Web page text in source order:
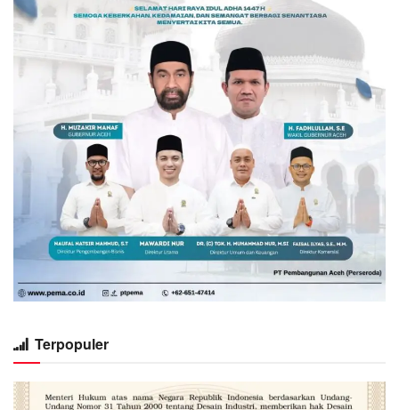
Terpopuler